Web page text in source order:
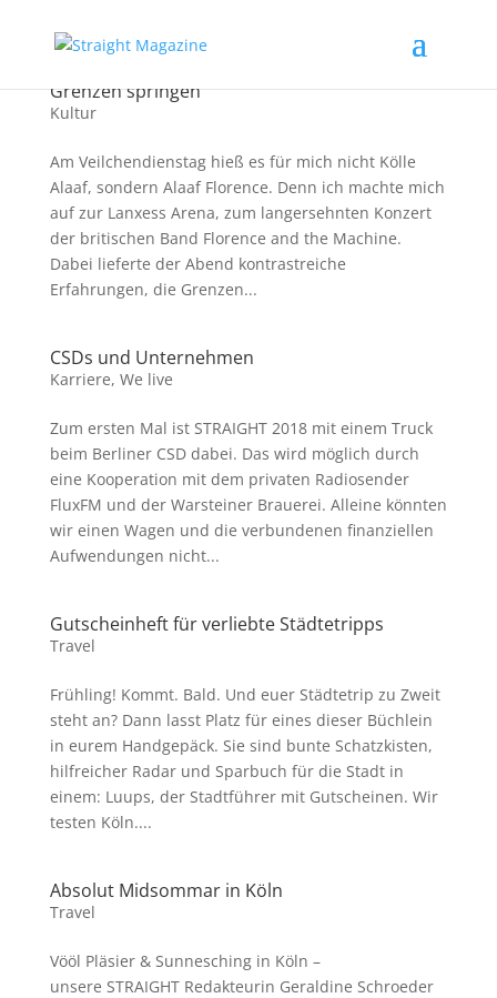
Grenzen springen
Kultur
Am Veilchendienstag hieß es für mich nicht Kölle
Alaaf, sondern Alaaf Florence. Denn ich machte mich
auf zur Lanxess Arena, zum langersehnten Konzert
der britischen Band Florence and the Machine.
Dabei lieferte der Abend kontrastreiche
Erfahrungen, die Grenzen...
CSDs und Unternehmen
Karriere, We live
Zum ersten Mal ist STRAIGHT 2018 mit einem Truck
beim Berliner CSD dabei. Das wird möglich durch
eine Kooperation mit dem privaten Radiosender
FluxFM und der Warsteiner Brauerei. Alleine könnten
wir einen Wagen und die verbundenen finanziellen
Aufwendungen nicht...
Gutscheinheft für verliebte Städtetripps
Travel
Frühling! Kommt. Bald. Und euer Städtetrip zu Zweit
steht an? Dann lasst Platz für eines dieser Büchlein
in eurem Handgepäck. Sie sind bunte Schatzkisten,
hilfreicher Radar und Sparbuch für die Stadt in
einem: Luups, der Stadtführer mit Gutscheinen. Wir
testen Köln....
Absolut Midsommar in Köln
Travel
Vööl Pläsier & Sunnesching in Köln –
unsere STRAIGHT Redakteurin Geraldine Schroeder